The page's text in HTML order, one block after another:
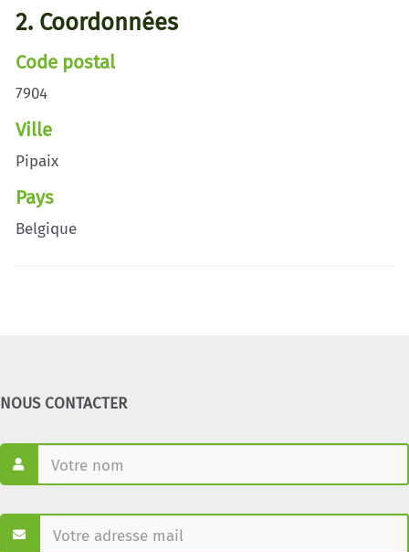
2. Coordonnées
Code postal
7904
Ville
Pipaix
Pays
Belgique
NOUS CONTACTER